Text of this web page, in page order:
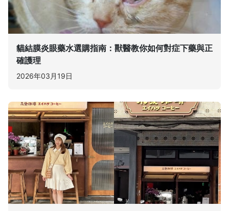
貓結膜炎眼藥水選購指南：獸醫教你如何對症下藥與正
確護理
2026年03月19日